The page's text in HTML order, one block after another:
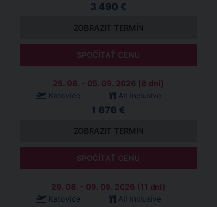
3 490 €
ZOBRAZIT TERMÍN
SPOČÍTAŤ CENU
29. 08. - 05. 09. 2026 (8 dní)
Katovice
All Inclusive
1 676 €
ZOBRAZIT TERMÍN
SPOČÍTAŤ CENU
29. 08. - 09. 09. 2026 (11 dní)
Katovice
All Inclusive